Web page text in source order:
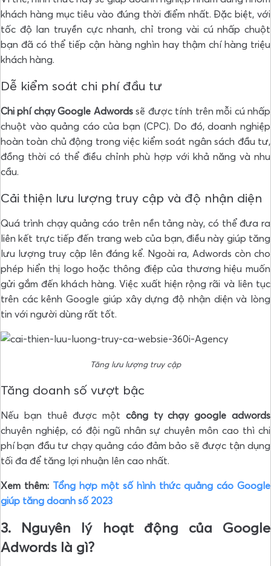
khách hàng mục tiêu vào đúng thời điểm nhất. Đặc biệt, với
tốc độ lan truyền cực nhanh, chỉ trong vài cú nhấp chuột
bạn đã có thể tiếp cận hàng nghìn hay thậm chí hàng triệu
khách hàng.
Dễ kiểm soát chi phí đầu tư
Chi phí chạy Google Adwordssẽ được tính trên mỗi cú nhấp
chuột vào quảng cáo của bạn (CPC). Do đó, doanh nghiệp
hoàn toàn chủ động trong việc kiểm soát ngân sách đầu tư,
đồng thời có thể điều chỉnh phù hợp với khả năng và nhu
cầu.
Cải thiện lưu lượng truy cập và độ nhận diện
Quá trình chạy quảng cáo trên nền tảng này, có thể đưa ra
liên kết trực tiếp đến trang web của bạn, điều này giúp tăng
lưu lượng truy cập lên đáng kể. Ngoài ra, Adwords còn cho
phép hiển thị logo hoặc thông điệp của thương hiệu muốn
gửi gắm đến khách hàng. Việc xuất hiện rộng rãi và liên tục
trên các kênh Google giúp xây dựng độ nhận diện và lòng
tin với người dùng rất tốt.
Tăng lưu lượng truy cập
Tăng doanh số vượt bậc
Nếu bạn thuê được một công ty chạy google adwords
chuyên nghiệp, có đội ngũ nhân sự chuyên môn cao thì chi
phí bạn đầu tư chạy quảng cáo đảm bảo sẽ được tận dụng
tối đa để tăng lợi nhuận lên cao nhất.
Xem thêm: Tổng hợp một số hình thức quảng cáo Google
giúp tăng doanh số 2023
3. Nguyên lý hoạt động của Google
Adwords là gì?